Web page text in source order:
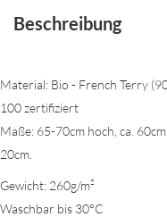
Beschreibung
Material: Bio - French Terry
100 zertifiziert
Maße: 65-70cm hoch, ca.
20cm.
Gewicht: 260g/m²
Waschbar bis 30°C